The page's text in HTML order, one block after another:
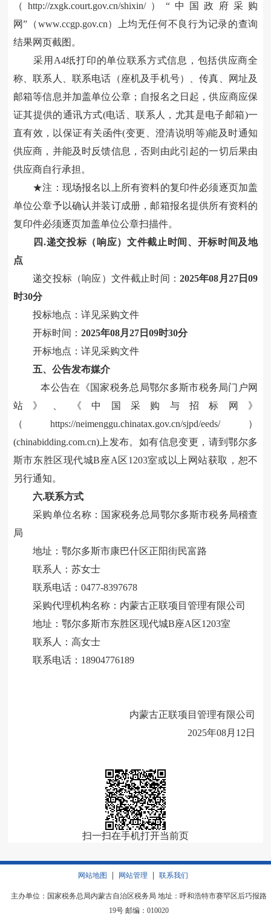
（http://zxgk.court.gov.cn/shixin/）“中国政府采购
网”（www.ccgp.gov.cn）上均无任何不良行为记录的查询
结果网页截图。
采用 A4纸打印的单位联系方式信息，包括供应商全
称、联系人、联系电话（座机及手机号）、传真、网址及
邮箱等信息并加盖单位公章；自报名之日起，供应商应保
证其提供的通讯方式(电话、联系人，尤其是电子邮箱)一
直有效，以保证有关函件(变更、澄清说明等)能及时通知
供应商，并能及时反馈信息，否则由此引起的一切后果由
供应商自行承担。
★注：现场报名以上所有资料的复印件必须逐页加盖
单位公章予以确认并装订成册，邮箱报名提供所有资料的
复印件必须逐页加盖单位公章扫描件。
四.递交投标（响应）文件截止时间、开标时间及地
点
递交投标（响应）文件截止时间：2025年08月27日09
时30分
投标地点： 详见采购文件
开标时间： 2025年08月27日09时30分
开标地点： 详见采购文件
五、公告发布媒介
本公告在《国家税务总局鄂尔多斯市税务局门户网
站》、《 中国采购与招标网》
（https://neimenggu.chinatax.gov.cn/sjpd/eeds/）
(chinabidding.com.cn)上发布。如有信息变更，请到鄂尔多
斯市东胜区现代城B座A区1203室或以上网站获取，恕不
另行通知。
六.联系方式
采购单位名称： 国家税务总局鄂尔多斯市税务局稽查
局
地址：鄂尔多斯市康巴什区正阳街民富路
联系人：苏女士
联系电话： 0477-8397678
采购代理机构名称： 内蒙古正联项目管理有限公司
地址： 鄂尔多斯市东胜区现代城B座A区1203室
联系人： 高女士
联系电话： 18904776189
内蒙古正联项目管理有限公司
2025年08月 12 日
扫一扫在手机打开当前页
网站地图 网站管理 联系我们
主办单位：国家税务总局内蒙古自治区税务局 地址：呼和浩特市赛罕区后巧报路
19号 邮编：010020